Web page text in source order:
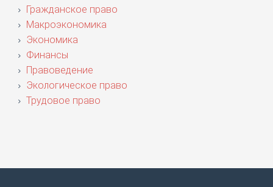
Гражданское право
Макроэкономика
Экономика
Финансы
Правоведение
Экологическое право
Трудовое право